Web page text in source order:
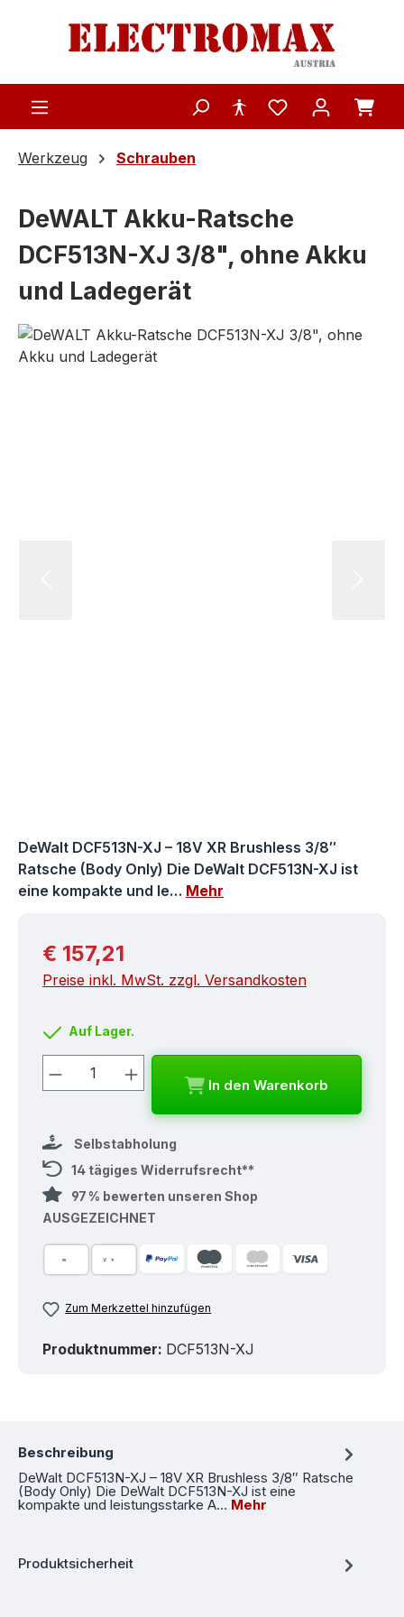
Zum Hauptinhalt springen
Werkzeug Schrauben
DeWALT Akku-Ratsche
DCF513N-XJ 3/8", ohne Akku
und Ladegerät
Bildergalerie überspringen
DeWalt DCF513N-XJ – 18V XR Brushless 3/8″
Ratsche (Body Only) Die DeWalt DCF513N-XJ ist
eine kompakte und le… Mehr
Regulärer Preis:
€ 157,21
Preise inkl. MwSt. zzgl. Versandkosten
Auf Lager.
Produkt Anzahl: Gib den
In den Warenkorb
Selbstabholung
14 tägiges Widerrufsrecht**
97 % bewerten unseren Shop
AUSGEZEICHNET
Zum Merkzettel hinzufügen
Produktnummer: DCF513N-XJ
Beschreibung
DeWalt DCF513N-XJ – 18V XR Brushless 3/8″ Ratsche
(Body Only) Die DeWalt DCF513N-XJ ist eine
kompakte und leistungsstarke A… Mehr
Produktsicherheit